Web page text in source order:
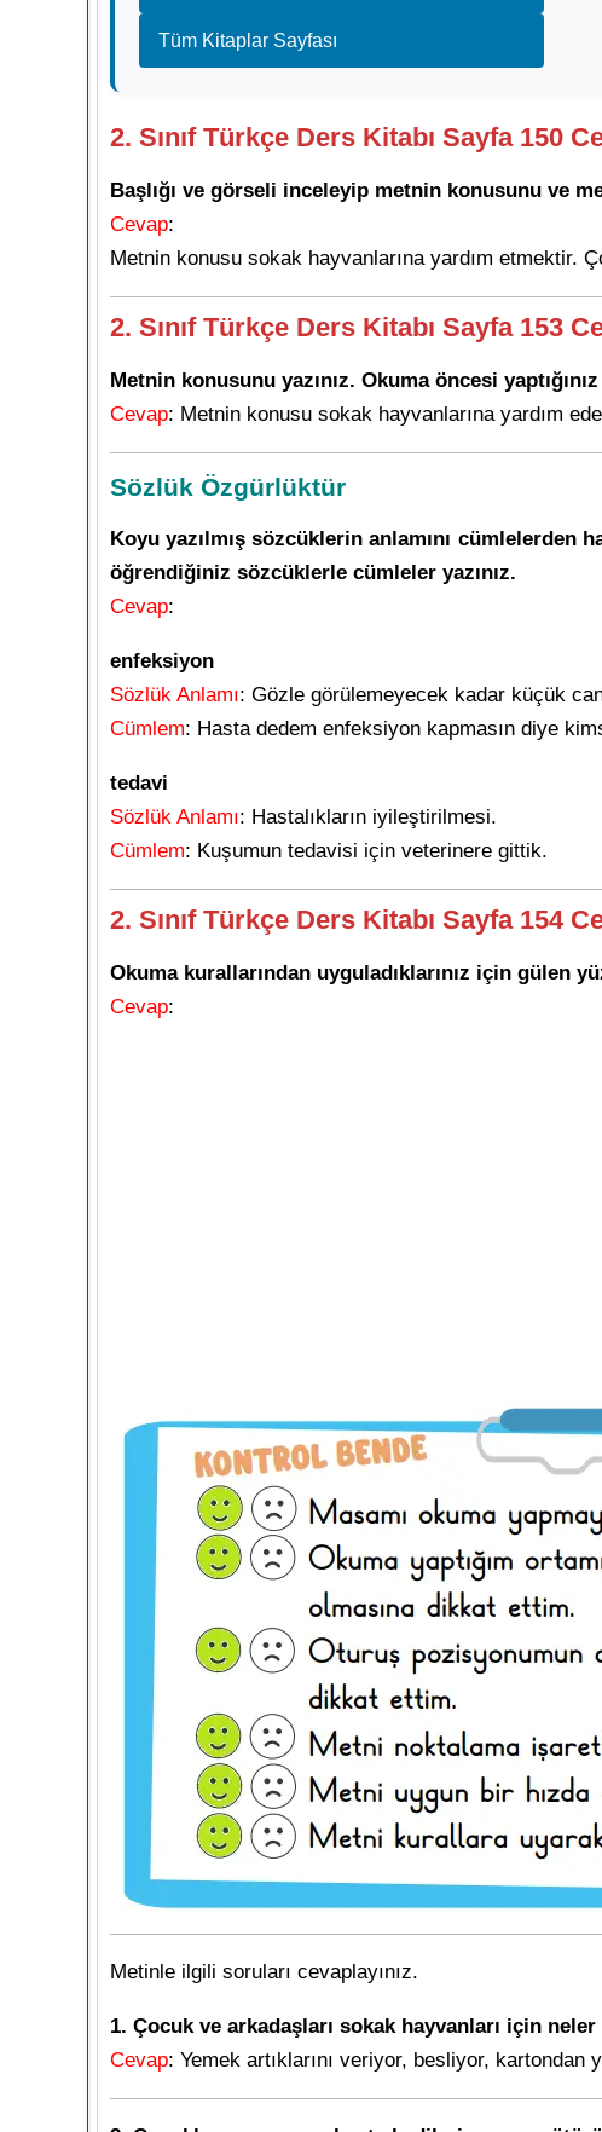
Tüm Kitaplar Sayfası
2. Sınıf Türkçe Ders Kitabı Sayfa 150
Başlığı ve görseli inceleyip metnin konusunu ve
Cevap:
Metnin konusu sokak hayvanlarına yardım etmektir.
2. Sınıf Türkçe Ders Kitabı Sayfa 153
Metnin konusunu yazınız. Okuma öncesi
Cevap: Metnin konusu sokak hayvanlarına yardım
Sözlük Özgürlüktür
Koyu yazılmış sözcüklerin anlamını cümlelerden
öğrendiğiniz sözcüklerle cümleler yazınız.
Cevap:
enfeksiyon
Sözlük Anlamı: Gözle görülemeyecek kadar küçük
Cümlem: Hasta dedem enfeksiyon kapmasın diye
tedavi
Sözlük Anlamı: Hastalıkların iyileştirilmesi.
Cümlem: Kuşumun tedavisi için veterinere gittik.
2. Sınıf Türkçe Ders Kitabı Sayfa 154
Okuma kurallarından uyguladıklarınız için gülen
Cevap:
Metinle ilgili soruları cevaplayınız.
1. Çocuk ve arkadaşları sokak hayvanları için neler
Cevap: Yemek artıklarını veriyor, besliyor, kartondan